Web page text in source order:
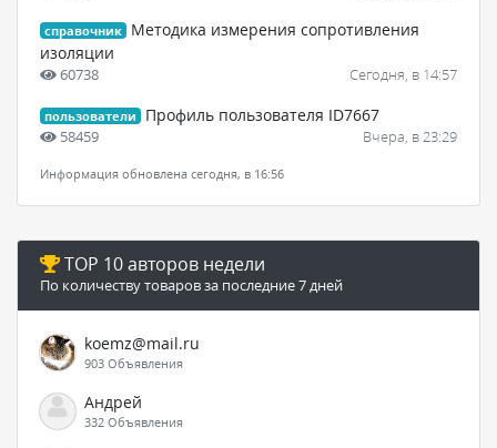
справочник
Методика измерения сопротивления
изоляции
60738 Сегодня, в 14:57
пользователи Профиль пользователя ID7667
58459 Вчера, в 23:29
Информация обновлена сегодня, в 16:56
TOP 10 авторов недели
По количеству товаров за последние 7 дней
koemz@mail.ru
903 Объявления
Андрей
332 Объявления